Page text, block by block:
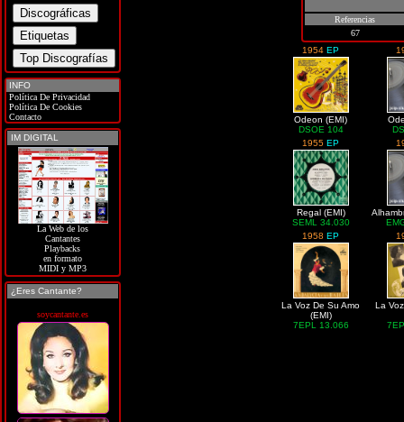
INFO
Política De Privacidad
Política De Cookies
Contacto
IM DIGITAL
La Web de los
Cantantes
Playbacks
en formato
MIDI y MP3
¿Eres Cantante?
soycantante.es
Referencias
67
1954EP
Odeon (EMI)
DSOE 104
1955EP
Regal (EMI)
SEML 34.030
1958EP
La Voz De Su Amo
(EMI)
7EPL 13.066
La